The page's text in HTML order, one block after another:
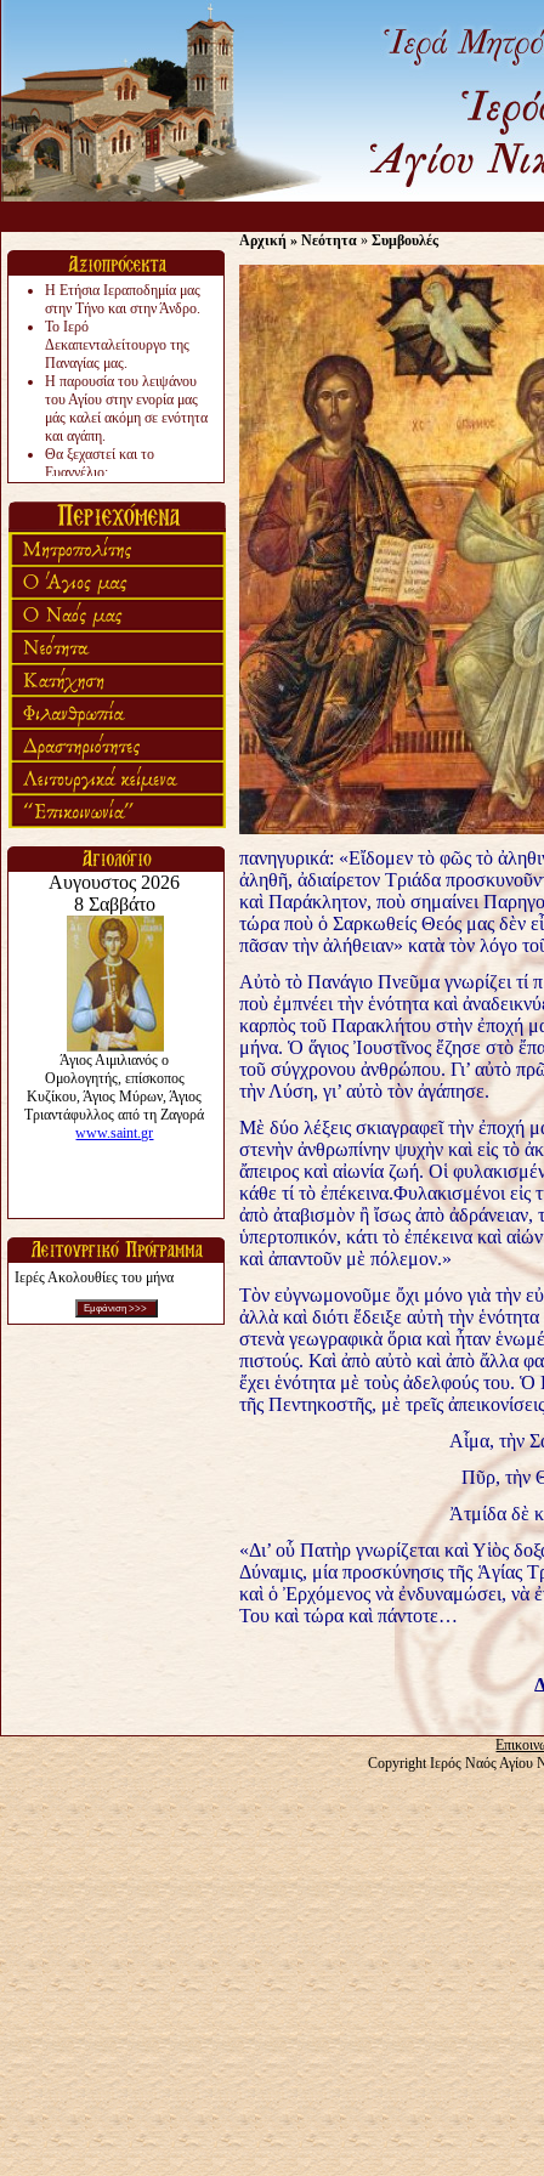
Η Ετήσια Ιεραποδημία μας
στην Τήνο και στην Άνδρο.
Το Ιερό
Δεκαπενταλείτουργο της
Παναγίας μας.
Η παρουσία του λειψάνου
του Αγίου στην ενορία μας
μάς καλεί ακόμη σε ενότητα
και αγάπη.
Θα ξεχαστεί και το
Ευαγγέλιο;
«πολύ αργά».
Ζητείται....
Ιερές Ακολουθίες του μήνα
Αρχική » Νεότητα » Συμβουλές
πανηγυρικά: «Εἴδομεν τὸ φῶς τὸ
ἀληθῆ, ἀδιαίρετον Τριάδα
καὶ Παράκλητον, ποὺ σημαίνει
τώρα ποὺ ὁ Σαρκωθείς Θεός μας δὲν
πᾶσαν τὴν ἀλήθειαν» κατὰ τὸν λόγο
Αὐτὸ τὸ Πανάγιο Πνεῦμα γνωρίζει τί
ποὺ ἐμπνέει τὴν ἑνότητα καὶ
καρπὸς τοῦ Παρακλήτου στὴν ἐποχή
μήνα. Ὁ ἅγιος Ἰουστῖνος ἔζησε στὸ
τοῦ σύγχρονου ἀνθρώπου. Γι’ αὐτὸ
τὴν Λύση, γι’ αὐτὸ τὸν ἀγάπησε.
Μὲ δύο λέξεις σκιαγραφεῖ τὴν ἐποχή
στενὴν ἀνθρωπίνην ψυχὴν καὶ εἰς τὸ
ἄπειρος καὶ αἰωνία ζωή. Οἱ
κάθε τί τὸ ἐπέκεινα.Φυλακισμένοι
ἀπὸ ἀταβισμὸν ἢ ἴσως ἀπὸ ἀδράνειαν,
ὑπερτοπικόν, κάτι τὸ ἐπέκεινα καὶ
καὶ ἀπαντοῦν μὲ πόλεμον.»
Τὸν εὐγνωμονοῦμε ὄχι μόνο γιὰ τὴν
ἀλλὰ καὶ διότι ἔδειξε αὐτὴ τὴν
στενὰ γεωγραφικὰ ὅρια καὶ ἦταν
πιστούς. Καὶ ἀπὸ αὐτὸ καὶ ἀπὸ ἄλλα
ἔχει ἑνότητα μὲ τοὺς ἀδελφούς του. Ὁ
τῆς Πεντηκοστῆς, μὲ τρεῖς
Αἷμα, τὴν
Πῦρ, τὴν
Ἀτμίδα δὲ
«Δι’ οὗ Πατὴρ γνωρίζεται καὶ Υἱὸς
Δύναμις, μία προσκύνησις τῆς
καὶ ὁ Ἐρχόμενος νὰ ἐνδυναμώσει, νὰ
Του καὶ τώρα καὶ πάντοτε…
Copyright Ιερός Ναός Αγίου